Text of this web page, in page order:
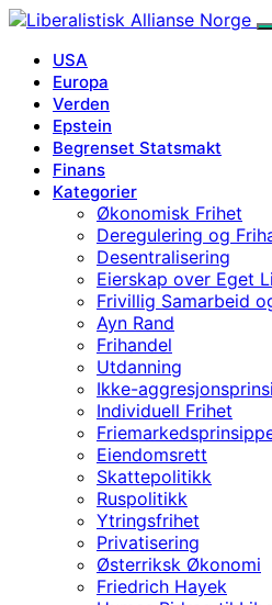
USA
Europa
Verden
Epstein
Begrenset Statsmakt
Finans
Kategorier
Økonomisk Frihet
Deregulering og
Desentralisering
Eierskap over Eget
Frivillig Samarbeid
Ayn Rand
Frihandel
Utdanning
Ikke-
Individuell Frihet
Eiendomsrett
Skattepolitikk
Ruspolitikk
Ytringsfrihet
Privatisering
Østerriksk Økonomi
Friedrich Hayek